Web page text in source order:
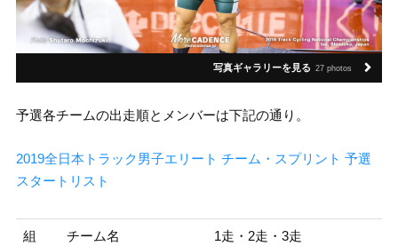
写真ギャラリーを見る 27 photos
予選各チームの出走順とメンバーは下記の通り。
2019全日本トラック男子エリート チーム・スプリント 予選
スタートリスト
組
チーム名 1走・2走・3走